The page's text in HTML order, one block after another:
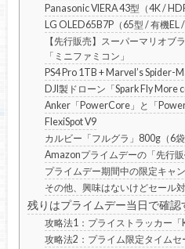
Panasonic VIERA 43型（4K /
LG OLED65B7P（65型 / 有機EL
【先行販売】スーパーマリオブ
「ミニファミコン」
PS4 Pro 1TB + Marvel’s Spider-
DJI製ドローン「Spark Fly More
Anker「PowerCore」と「
FlexiSpot V9
カルビー「フルグラ」800g（6袋
Amazonプライムデーの「先行
プライムデー期間中の限定キャ
その他、興味はないけどセール
残りはプライムデー当日で確認
攻略法1：プライストラッカー「
攻略法2：プライム限定タイムセ